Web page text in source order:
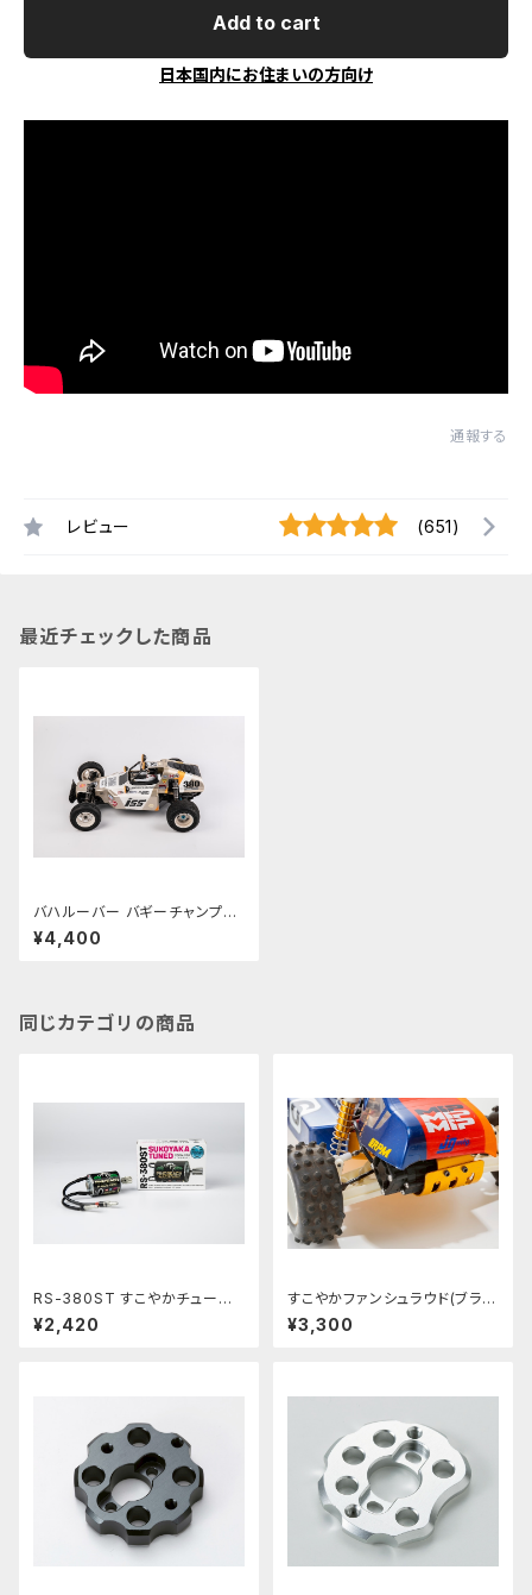
Add to cart
日本国内にお住まいの方向け
通報する
レビュー (651)
最近チェックした商品
バハルーバー バギーチャンプボ
ディ用 PBRW-3D04 BAJA lo
uver For Buggy Champ / R
¥4,400
同じカテゴリの商品
RS-380ST すこやかチューン
モーター 10枚ピニオン付
¥2,420
すこやかファンシュラウド(ブラッ
ク)RC10クラシックシリーズ
用 PBRW-402BK
¥3,300